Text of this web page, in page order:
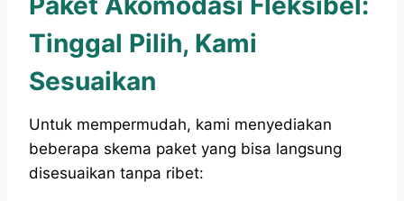
Tinggal Pilih, Kami
Sesuaikan
Untuk mempermudah, kami menyediakan
beberapa skema paket yang bisa langsung
disesuaikan tanpa ribet: